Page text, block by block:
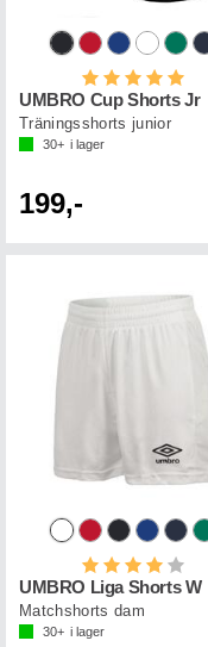
Betyg:
UMBRO Cup Shorts Jr
Träningsshorts junior
30+ i lager
199,-
Betyg:
UMBRO Liga Shorts W
Matchshorts dam
30+ i lager